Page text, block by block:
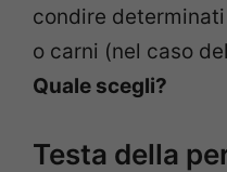
condire
o carni (nel caso
Quale scegli?
Testa della